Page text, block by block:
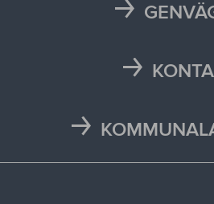
Läsårstider
Press och